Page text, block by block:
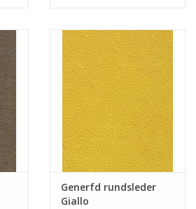
Generfd rundsleder
Giallo